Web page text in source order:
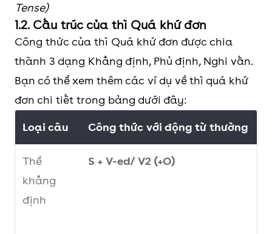
Tense)
1.2. Cấu trúc của thì Quá khứ đơn
Công thức của thì Quá khứ đơn được chia
thành 3 dạng Khẳng định, Phủ định, Nghi vấn.
Bạn có thể xem thêm các ví dụ về thì quá khứ
đơn chi tiết trong bảng dưới đây:
Loại câu Công thức với động từ thường
Thể
khẳng
định
S + V-ed/ V2 (+O)